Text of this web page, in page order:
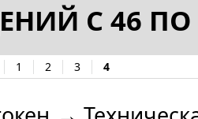
С 46 ПО
1 2 3 4